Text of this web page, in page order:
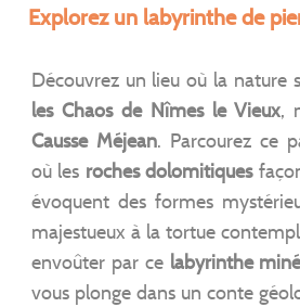
Explorez un labyrinthe de
Découvrez un lieu où la nature
les Chaos de Nîmes le Vieux,
Causse Méjean. Parcourez ce
où les roches dolomitiques
évoquent des formes
majestueux à la tortue
envoûter par ce labyrinthe
vous plonge dans un conte